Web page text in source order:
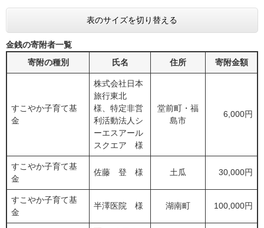
表のサイズを切り替える
金銭の寄附者一覧
寄附の種別
氏名 住所 寄附金額
すこやか子育て基
金
株式会社日本
旅行東北
様、特定非営
利活動法人シ
ーエスアール
スクエア 様
堂前町・福
島市
6,000円
すこやか子育て基
金
佐藤 登 様 土瓜 30,000円
すこやか子育て基
金
半澤医院 様 湖南町 100,000円